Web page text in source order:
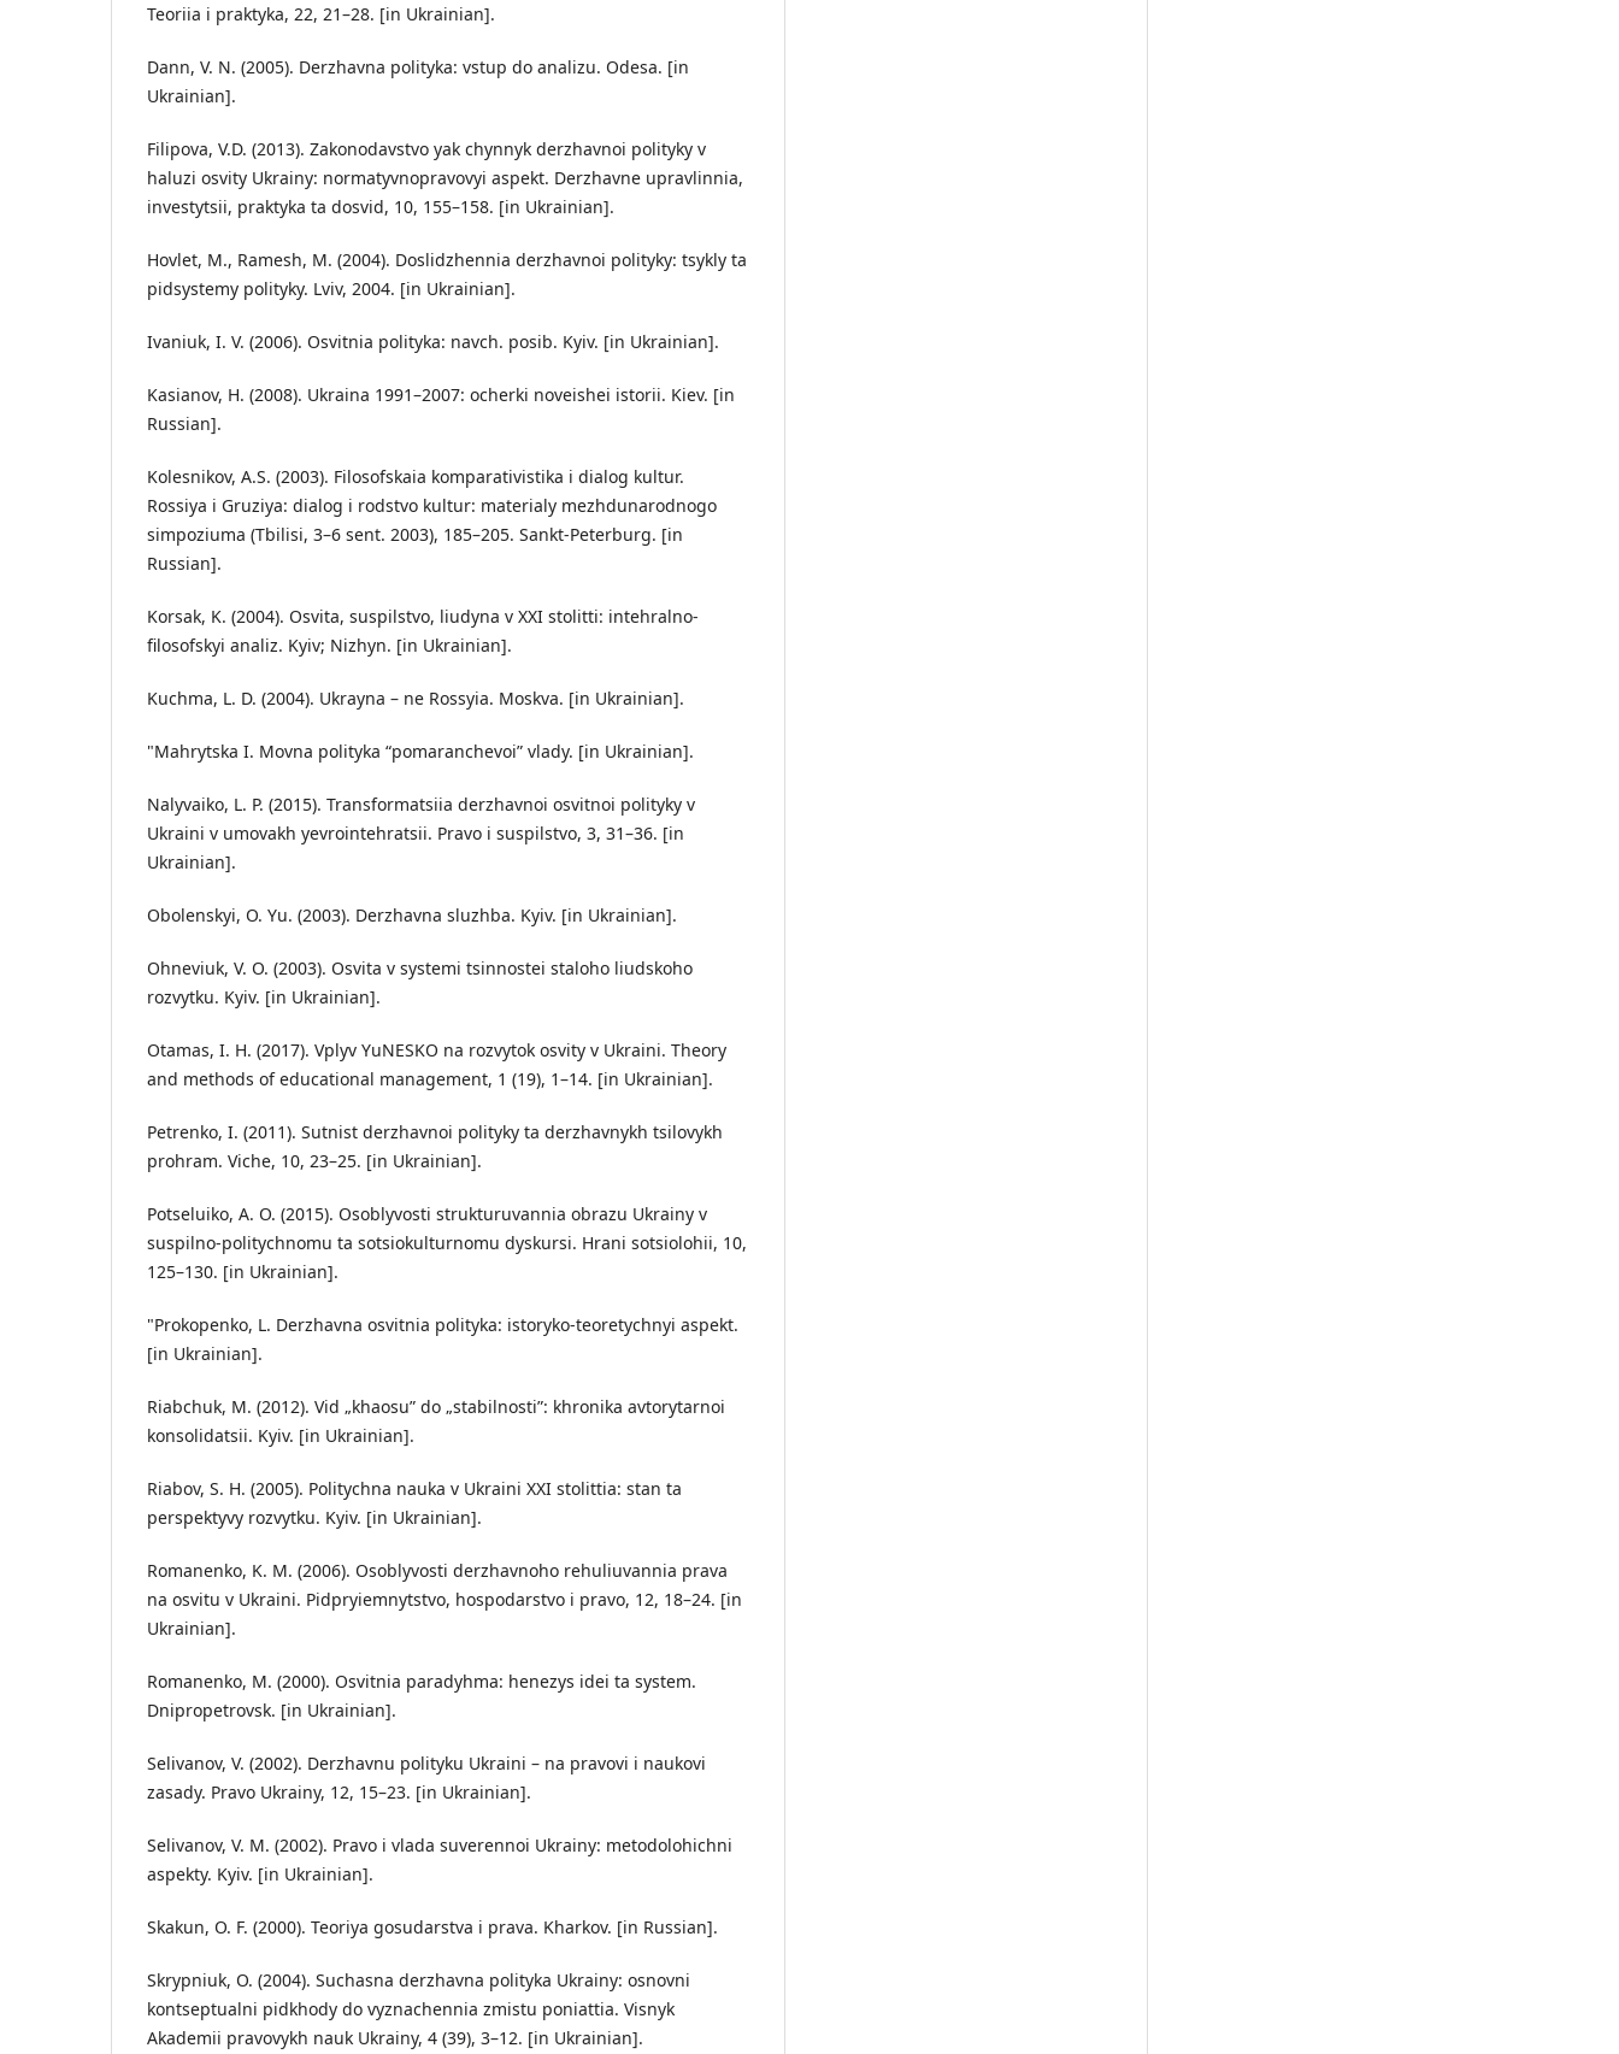
Teoriia i praktyka, 22, 21–28. [in Ukrainian].
Dann, V. N. (2005). Derzhavna polityka: vstup do analizu. Odesa. [in
Ukrainian].
Filipova, V.D. (2013). Zakonodavstvo yak chynnyk derzhavnoi polityky v
haluzi osvity Ukrainy: normatyvnopravovyi aspekt. Derzhavne upravlinnia,
investytsii, praktyka ta dosvid, 10, 155–158. [in Ukrainian].
Hovlet, M., Ramesh, M. (2004). Doslidzhennia derzhavnoi polityky: tsykly ta
pidsystemy polityky. Lviv, 2004. [in Ukrainian].
Ivaniuk, I. V. (2006). Osvitnia polityka: navch. posib. Kyiv. [in Ukrainian].
Kasianov, H. (2008). Ukraina 1991–2007: ocherki noveishei istorii. Kiev. [in
Russian].
Kolesnikov, A.S. (2003). Filosofskaia komparativistika i dialog kultur.
Rossiya i Gruziya: dialog i rodstvo kultur: materialy mezhdunarodnogo
simpoziuma (Tbilisi, 3–6 sent. 2003), 185–205. Sankt-Peterburg. [in
Russian].
Korsak, K. (2004). Osvita, suspilstvo, liudyna v XXI stolitti: intehralno-
filosofskyi analiz. Kyiv; Nizhyn. [in Ukrainian].
Kuchma, L. D. (2004). Ukrayna – ne Rossyia. Moskva. [in Ukrainian].
"Mahrytska I. Movna polityka “pomaranchevoi” vlady. [in Ukrainian].
Nalyvaiko, L. P. (2015). Transformatsiia derzhavnoi osvitnoi polityky v
Ukraini v umovakh yevrointehratsii. Pravo i suspilstvo, 3, 31–36. [in
Ukrainian].
Obolenskyi, O. Yu. (2003). Derzhavna sluzhba. Kyiv. [in Ukrainian].
Ohneviuk, V. O. (2003). Osvita v systemi tsinnostei staloho liudskoho
rozvytku. Kyiv. [in Ukrainian].
Otamas, I. H. (2017). Vplyv YuNESKO na rozvytok osvity v Ukraini. Theory
and methods of educational management, 1 (19), 1–14. [in Ukrainian].
Petrenko, I. (2011). Sutnist derzhavnoi polityky ta derzhavnykh tsilovykh
prohram. Viche, 10, 23–25. [in Ukrainian].
Potseluiko, A. O. (2015). Osoblyvosti strukturuvannia obrazu Ukrainy v
suspilno-politychnomu ta sotsiokulturnomu dyskursi. Hrani sotsiolohii, 10,
125–130. [in Ukrainian].
"Prokopenko, L. Derzhavna osvitnia polityka: istoryko-teoretychnyi aspekt.
[in Ukrainian].
Riabchuk, M. (2012). Vid „khaosu” do „stabilnosti”: khronika avtorytarnoi
konsolidatsii. Kyiv. [in Ukrainian].
Riabov, S. H. (2005). Politychna nauka v Ukraini XXI stolittia: stan ta
perspektyvy rozvytku. Kyiv. [in Ukrainian].
Romanenko, K. M. (2006). Osoblyvosti derzhavnoho rehuliuvannia prava
na osvitu v Ukraini. Pidpryiemnytstvo, hospodarstvo i pravo, 12, 18–24. [in
Ukrainian].
Romanenko, M. (2000). Osvitnia paradyhma: henezys idei ta system.
Dnipropetrovsk. [in Ukrainian].
Selivanov, V. (2002). Derzhavnu polityku Ukraini – na pravovi i naukovi
zasady. Pravo Ukrainy, 12, 15–23. [in Ukrainian].
Selivanov, V. M. (2002). Pravo i vlada suverennoi Ukrainy: metodolohichni
aspekty. Kyiv. [in Ukrainian].
Skakun, O. F. (2000). Teoriya gosudarstva i prava. Kharkov. [in Russian].
Skrypniuk, O. (2004). Suchasna derzhavna polityka Ukrainy: osnovni
kontseptualni pidkhody do vyznachennia zmistu poniattia. Visnyk
Akademii pravovykh nauk Ukrainy, 4 (39), 3–12. [in Ukrainian].